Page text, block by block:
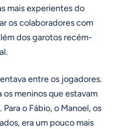
mais experientes do
os colaboradores com
dos garotos recém-
entre os jogadores.
os meninos que estavam
o Fábio, o Manoel, os
era um pouco mais